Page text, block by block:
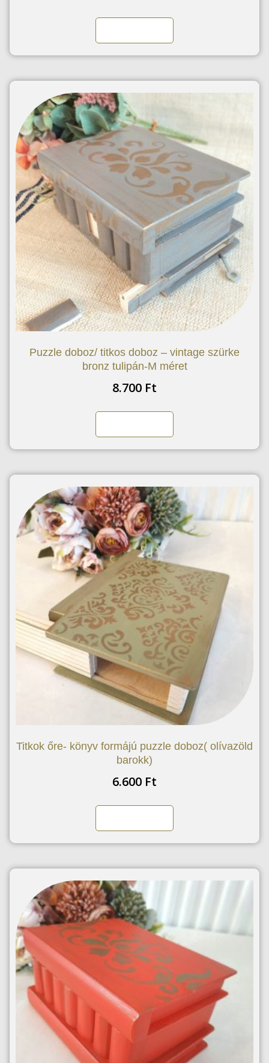
Puzzle doboz/ titkos doboz – vintage szürke
bronz tulipán-M méret
8.700 Ft
Titkok őre- könyv formájú puzzle doboz( olívazöld
barokk)
6.600 Ft